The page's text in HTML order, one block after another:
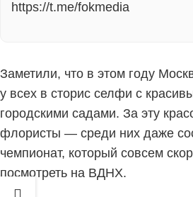
https://t.me/fokmedia
Заметили, что в этом году
у всех в сторис селфи с
городскими садами. За эту
флористы — среди них даже
чемпионат, который совсем
посмотреть на ВДНХ.